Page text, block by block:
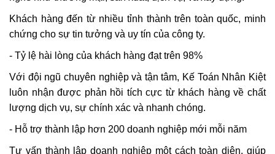
Khách hàng đến từ nhiều tỉnh thành trên toàn quốc, minh
chứng cho sự tin tưởng và uy tín của công ty.
- Tỷ lệ hài lòng của khách hàng đạt trên 98%
Với đội ngũ chuyên nghiệp và tận tâm, Kế Toán Nhân Kiệt
luôn nhận được phản hồi tích cực từ khách hàng về chất
lượng dịch vụ, sự chính xác và nhanh chóng.
- Hỗ trợ thành lập hơn 200 doanh nghiệp mới mỗi năm
Tư vấn thành lập doanh nghiệp một cách toàn diện, giúp